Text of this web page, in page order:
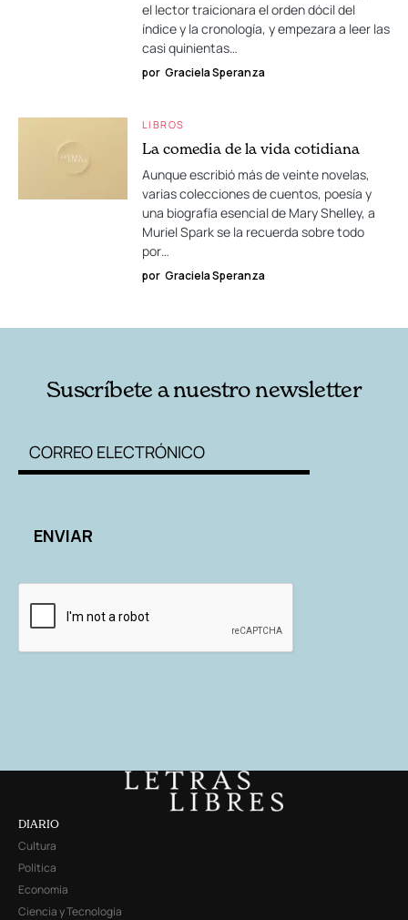
el lector traicionara el orden dócil del
índice y la cronología, y empezara a leer las
casi quinientas…
por Graciela Speranza
LIBROS
La comedia de la vida cotidiana
Aunque escribió más de veinte novelas,
varias colecciones de cuentos, poesía y
una biografía esencial de Mary Shelley, a
Muriel Spark se la recuerda sobre todo
por…
por Graciela Speranza
Suscríbete a nuestro newsletter
DIARIO
Cultura
Política
Economía
Ciencia y Tecnología